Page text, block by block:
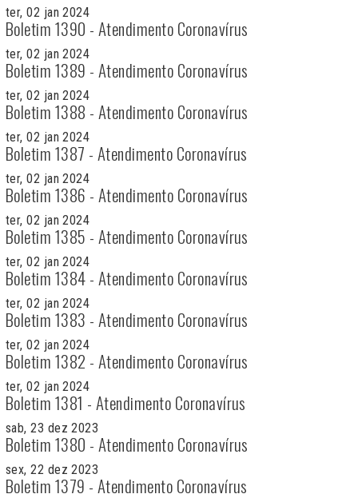
ter, 02 jan 2024
Boletim 1390 - Atendimento Coronavírus
ter, 02 jan 2024
Boletim 1389 - Atendimento Coronavírus
ter, 02 jan 2024
Boletim 1388 - Atendimento Coronavírus
ter, 02 jan 2024
Boletim 1387 - Atendimento Coronavírus
ter, 02 jan 2024
Boletim 1386 - Atendimento Coronavírus
ter, 02 jan 2024
Boletim 1385 - Atendimento Coronavírus
ter, 02 jan 2024
Boletim 1384 - Atendimento Coronavírus
ter, 02 jan 2024
Boletim 1383 - Atendimento Coronavírus
ter, 02 jan 2024
Boletim 1382 - Atendimento Coronavírus
ter, 02 jan 2024
Boletim 1381 - Atendimento Coronavírus
sab, 23 dez 2023
Boletim 1380 - Atendimento Coronavírus
sex, 22 dez 2023
Boletim 1379 - Atendimento Coronavírus